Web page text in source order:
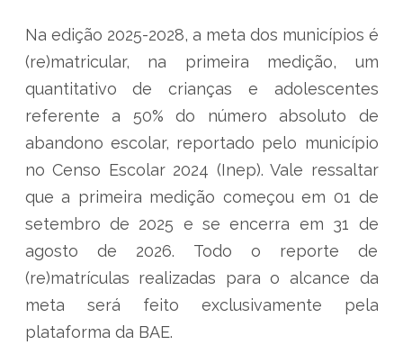
Na edição 2025-2028, a meta dos municípios é
(re)matricular, na primeira medição, um
quantitativo de crianças e adolescentes
referente a 50% do número absoluto de
abandono escolar, reportado pelo município
no Censo Escolar 2024 (Inep). Vale ressaltar
que a primeira medição começou em 01 de
setembro de 2025 e se encerra em 31 de
agosto de 2026. Todo o reporte de
(re)matrículas realizadas para o alcance da
meta será feito exclusivamente pela
plataforma da BAE.